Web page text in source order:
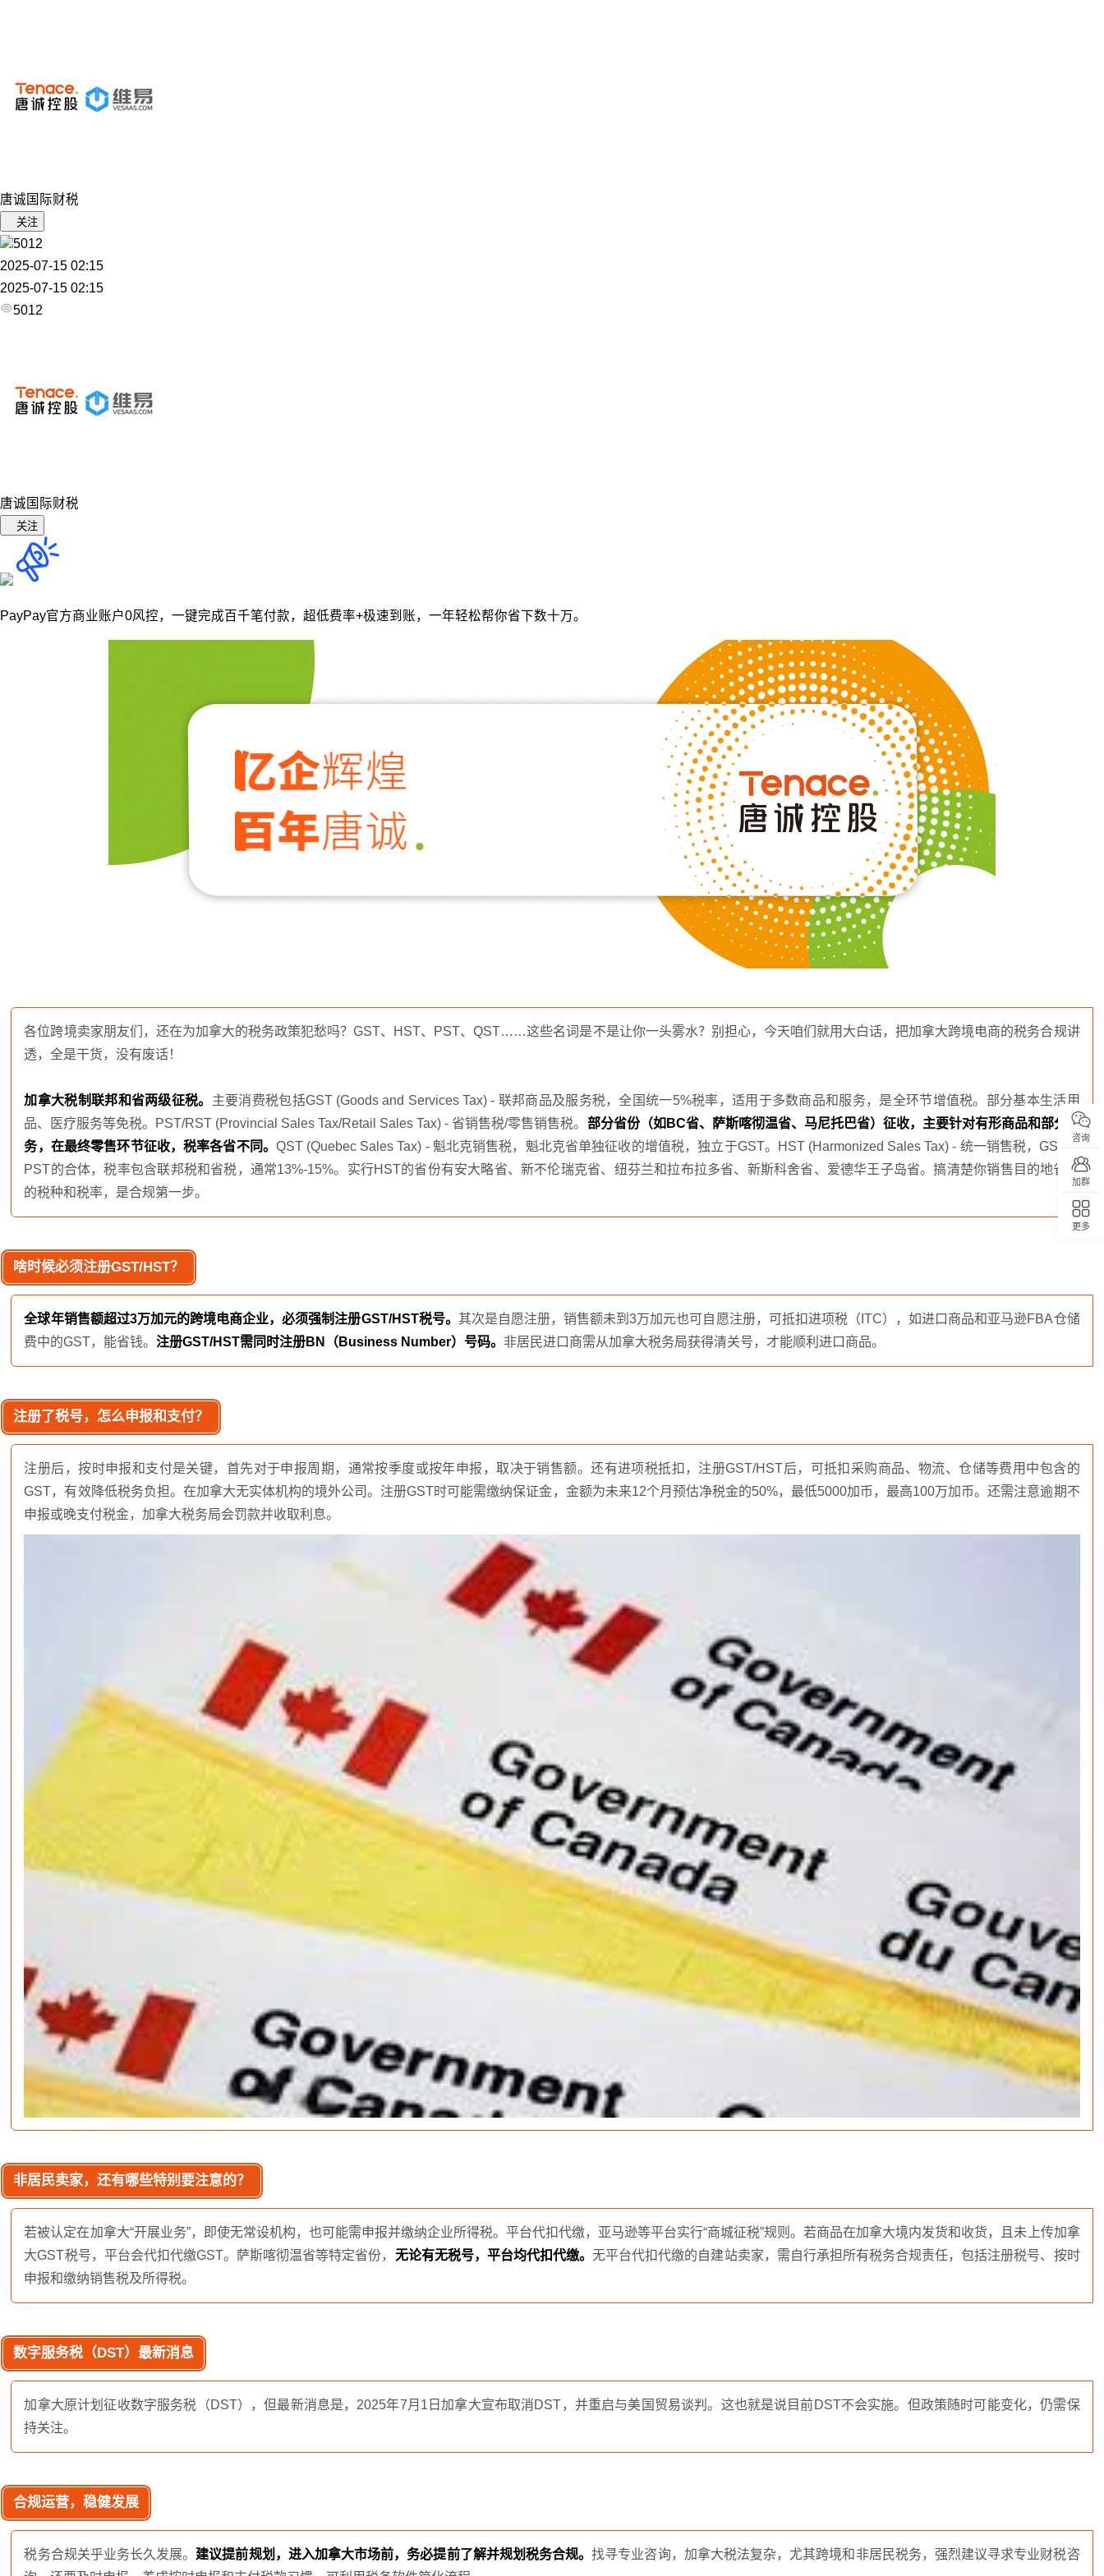
唐诚国际财税
关注
5012
2025-07-15 02:15
2025-07-15 02:15
5012
唐诚国际财税
关注
PayPay官方商业账户0风控， 一键完成百千笔付款，超低费率+极速到账，一年轻松帮你省下数十万。
各位跨境卖家朋友们，还在为加拿大的税务政策犯愁吗？GST、HST、PST、QST……这些名词是不是让你一头雾水？别担心，今天咱们就用大白话，把加拿大跨境电商的税务合规讲
透，全是干货，没有废话！
加拿大税制联邦和省两级征税。 主要消费税包括GST (Goods and Services Tax) - 联邦商品及服务税，全国统一5%税率，适用于多数商品和服务，是全环节增值税。部分基本生活用
品、医疗服务等免税。PST/RST (Provincial Sales Tax/Retail Sales Tax) - 省销售税/零售销售税。 部分省份（如BC省、萨斯喀彻温省、马尼托巴省）征收，主要针对有形商品和部分服
务，在最终零售环节征收，税率各省不同。 QST (Quebec Sales Tax) - 魁北克销售税，魁北克省单独征收的增值税，独立于GST。HST (Harmonized Sales Tax) - 统一销售税，GST和
PST的合体，税率包含联邦税和省税，通常13%-15%。实行HST的省份有安大略省、新不伦瑞克省、纽芬兰和拉布拉多省、新斯科舍省、爱德华王子岛省。搞清楚你销售目的地省份
的税种和税率，是合规第一步。
啥时候必须注册GST/HST？
全球年销售额超过3万加元的跨境电商企业，必须强制注册GST/HST税号。 其次是自愿注册，销售额未到3万加元也可自愿注册，可抵扣进项税（ITC），如进口商品和亚马逊FBA仓储
费中的GST，能省钱。注册GST/HST需同时注册BN（Business Number）号码。 非居民进口商需从加拿大税务局获得清关号，才能顺利进口商品。
注册了税号，怎么申报和支付？
注册后，按时申报和支付是关键，首先对于申报周期，通常按季度或按年申报，取决于销售额。还有进项税抵扣，注册GST/HST后，可抵扣采购商品、物流、仓储等费用中包含的
GST，有效降低税务负担。在加拿大无实体机构的境外公司。注册GST时可能需缴纳保证金，金额为未来12个月预估净税金的50%，最低5000加币，最高100万加币。还需注意逾期不
申报或晚支付税金，加拿大税务局会罚款并收取利息。
非居民卖家，还有哪些特别要注意的？
若被认定在加拿大“开展业务”，即使无常设机构，也可能需申报并缴纳企业所得税。平台代扣代缴，亚马逊等平台实行“商城征税”规则。若商品在加拿大境内发货和收货，且未上传加拿
大GST税号，平台会代扣代缴GST。萨斯喀彻温省等特定省份， 无论有无税号，平台均代扣代缴。无平台代扣代缴的自建站卖家，需自行承担所有税务合规责任，包括注册税号、按时
申报和缴纳销售税及所得税。
数字服务税（DST）最新消息
加拿大原计划征收数字服务税（DST），但最新消息是，2025年7月1日加拿大宣布取消DST，并重启与美国贸易谈判。这也就是说目前DST不会实施。但政策随时可能变化，仍需保
持关注。
合规运营，稳健发展
税务合规关乎业务长久发展。 建议提前规划，进入加拿大市场前，务必提前了解并规划税务合规。找寻专业咨询，加拿大税法复杂，尤其跨境和非居民税务，强烈建议寻求专业财税咨
咨询
加群
更多